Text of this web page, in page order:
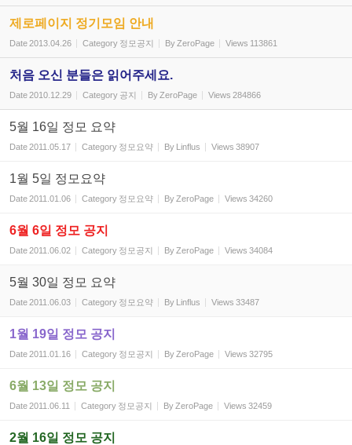
제로페이지 정기모임 안내
Date2013.04.26 Category 정모공지 By ZeroPage Views 113861
처음 오신 분들은 읽어주세요.
Date2010.12.29 Category 공지 By ZeroPage Views 284866
5월 16일 정모 요약
Date2011.05.17 Category 정모요약 By Linflus Views 38907
1월 5일 정모요약
Date2011.01.06 Category 정모요약 By ZeroPage Views 34260
6월 6일 정모 공지
Date2011.06.02 Category 정모공지 By ZeroPage Views 34084
5월 30일 정모 요약
Date2011.06.03 Category 정모요약 By Linflus Views 33487
1월 19일 정모 공지
Date2011.01.16 Category 정모공지 By ZeroPage Views 32795
6월 13일 정모 공지
Date2011.06.11 Category 정모공지 By ZeroPage Views 32459
2월 16일 정모 공지